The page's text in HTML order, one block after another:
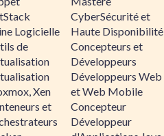
Logicielle
de
Xen
et
CyberSécurité et
Haute Disponibilité
Concepteurs et
Développeurs
Développeurs Web
et Web Mobile
Concepteur
Développeur